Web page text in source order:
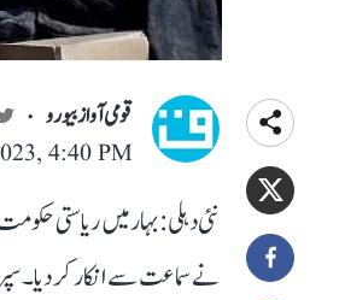
قومی آواز بیورو
4:40 PM
نئی دہلی: بہار میں ریاستی
نے سماعت سے انکار کر دیا۔